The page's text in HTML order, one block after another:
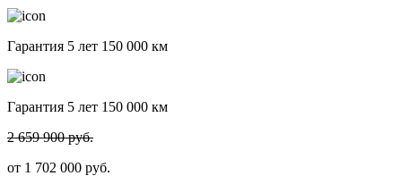
Гарантия 5 лет 150 000 км
Гарантия 5 лет 150 000 км
2 659 900 руб.
от 1 702 000 руб.